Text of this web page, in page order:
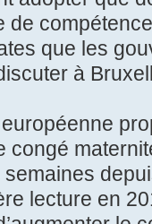
de
que les
à
congé
lecture en